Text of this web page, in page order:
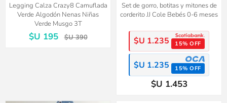
Legging Calza Crazy8 Camuflada
Verde Algodón Nenas Niñas
Verde Musgo 3T
$U 195 $U 390
Set de gorro, botitas y mitones de
corderito JJ Cole Bebés 0-6 meses
$U 1.235 15% OFF
$U 1.235 15% OFF
$U 1.453